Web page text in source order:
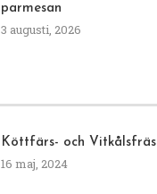
parmesan
3 augusti, 2026
Köttfärs- och Vitkålsfräs
16 maj, 2024